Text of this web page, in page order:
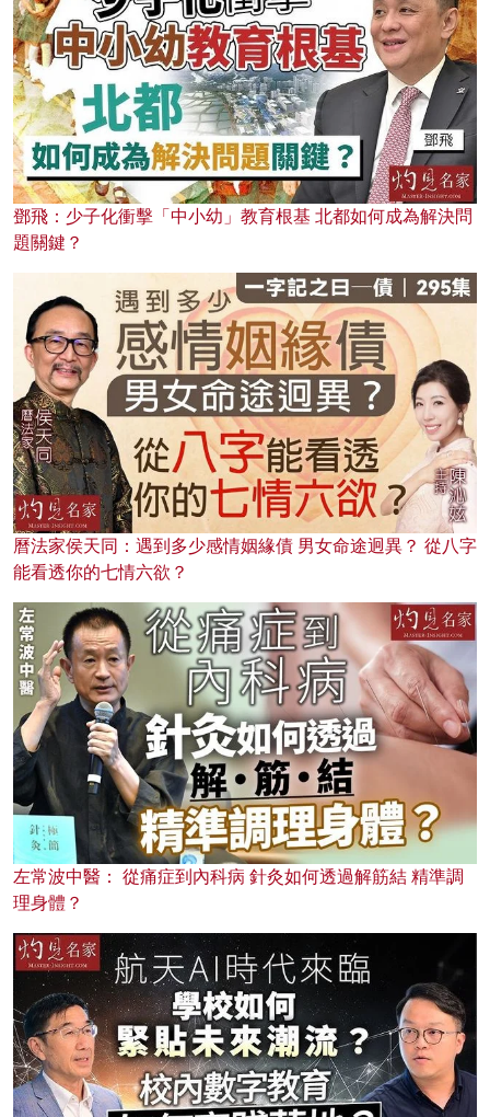
鄧飛：少子化衝擊「中小幼」教育根基 北都如何成為解決問
題關鍵？
曆法家侯天同：遇到多少感情姻緣債 男女命途迥異？ 從八字
能看透你的七情六欲？
左常波中醫： 從痛症到內科病 針灸如何透過解筋結 精準調
理身體？